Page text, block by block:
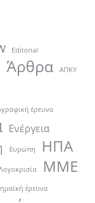
Editorial
Άρθρα ΑΠΚΥ
έρευνα
Ενέργεια
Ευρώπη ΗΠΑ
ΜΜΕ
έρευνα